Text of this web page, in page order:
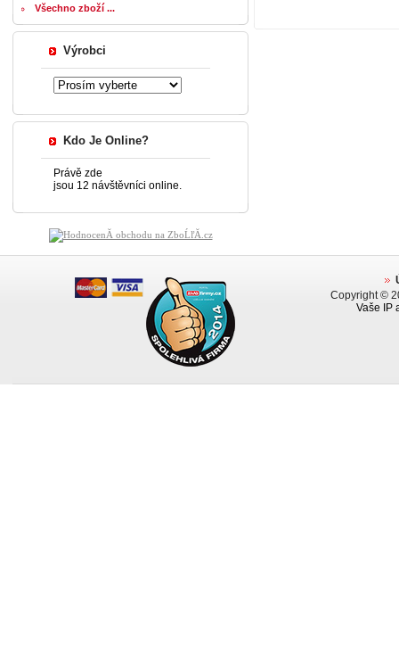
Všechno zboží ...
Výrobci
Kdo Je Online?
Právě zde
jsou 12 návštěvníci online.
Copyright ©
Vaše IP